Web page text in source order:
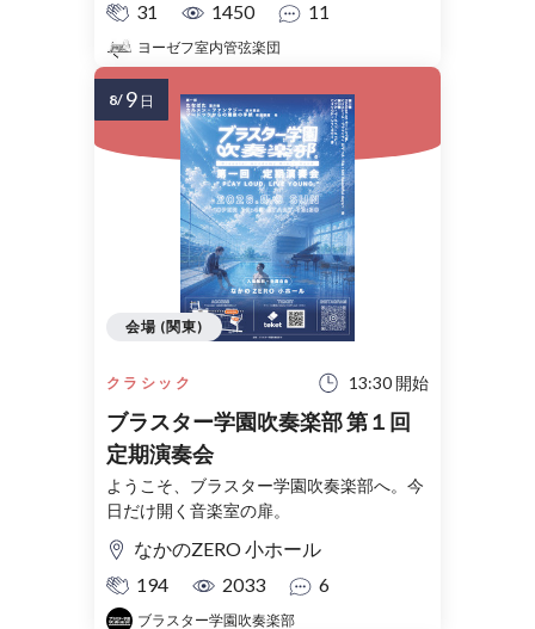
31 1450 11
ヨーゼフ室内管弦楽団
クラシック 13:30 開始
ブラスター学園吹奏楽部 第１回
定期演奏会
ようこそ、ブラスター学園吹奏楽部へ。今
日だけ開く音楽室の扉。
なかのZERO 小ホール
194
2033 6
ブラスター学園吹奏楽部
会場 (関東)
8/ 9 日